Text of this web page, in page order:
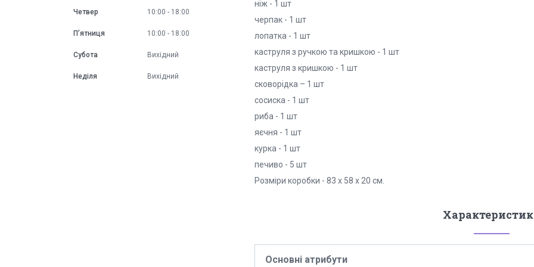
ніж - 1 шт
черпак - 1 шт
лопатка - 1 шт
каструля з ручкою та кришкою - 1 шт
каструля з кришкою - 1 шт
сковорідка – 1 шт
сосиска - 1 шт
риба - 1 шт
яєчня - 1 шт
курка - 1 шт
печиво - 5 шт
Розміри коробки - 83 х 58 х 20 см.
Основні атрибути
Четвер 10:00 18:00
Пʼятниця 10:00 18:00
Субота Вихідний
Неділя Вихідний